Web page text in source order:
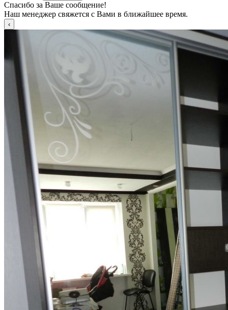
Спасибо за Ваше сообщение!
Наш менеджер свяжется с Вами в ближайшее время.